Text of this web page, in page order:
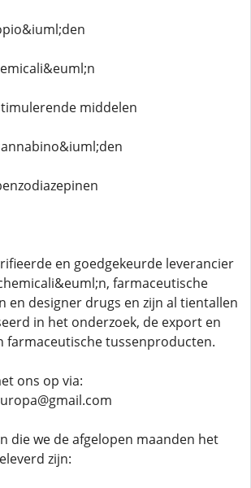
middelen
en goedgekeurde leverancier
farmaceutische
en designer drugs en zijn al tientallen
in het onderzoek, de export en
farmaceutische tussenproducten.
ons op via:
die we de afgelopen maanden het
zijn: